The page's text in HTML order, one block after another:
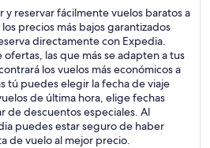
y reservar fácilmente vuelos baratos a
precios más bajos garantizados
directamente con Expedia.
las que más se adapten a tus
los vuelos más económicos a
tú puedes elegir la fecha de viaje
de última hora, elige fechas
de descuentos especiales. Al
puedes estar seguro de haber
de vuelo al mejor precio.